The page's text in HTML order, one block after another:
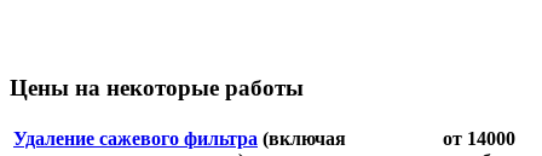
Цены на некоторые работы
Удаление сажевого фильтра (включая
от 14000